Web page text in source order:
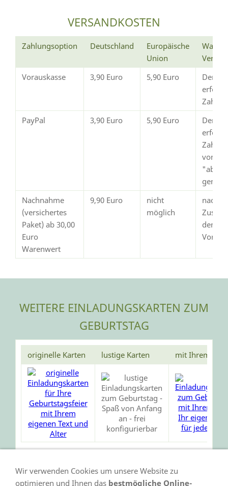
VERSANDKOSTEN
Zahlungsoption Deutschland
Europäische
Union
Wann
Vorauskasse
3,90 Euro 5,90 Euro
Der
erfolgt
PayPal
3,90 Euro 5,90 Euro
Der
von
Nachnahme
(versichertes
Paket) ab 30,00
Euro
Warenwert
9,90 Euro
nicht
möglich
nach
dem
WEITERE EINLADUNGSKARTEN ZUM
GEBURTSTAG
originelle Karten lustige Karten mit Ihrem Foto
Wir verwenden Cookies um unsere Website zu
optimieren und Ihnen das bestmögliche Online-